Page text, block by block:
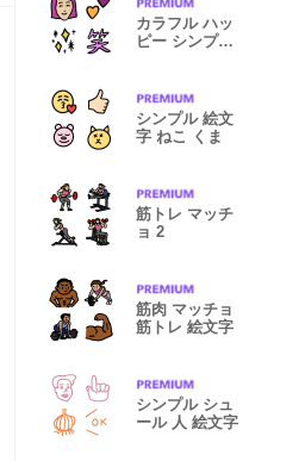
カラフル ハッ
ピー シンプル
シンプル 絵文
字 ねこ くま
筋トレ マッチ
ョ 2
筋肉 マッチョ
筋トレ 絵文字
シンプル シュ
ール 人 絵文字